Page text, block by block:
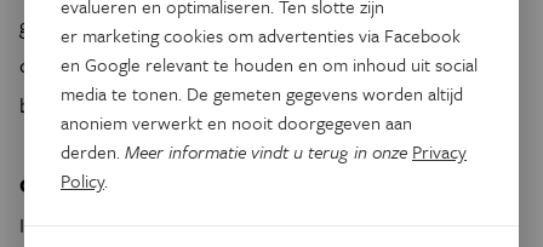
genoodzaakt over te stappen in de maanmodule, waar ze
drie dagen verbleven voor ze in het moederschip een
behouden terugkeer maken.
Generale repetitie
In december 1968 vertrok Apollo 8 zonder maanlander
evalueren en optimaliseren. Ten slotte zijn
er marketing cookies om advertenties via Facebook
en Google relevant te houden en om inhoud uit social
media te tonen. De gemeten gegevens worden altijd
anoniem verwerkt en nooit doorgegeven aan
derden.Meer informatie vindt u terug in onze Privacy
Policy.